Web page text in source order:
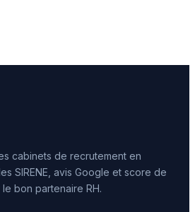
cabinets de recrutement en
SIRENE, avis Google et score de
bon partenaire RH.